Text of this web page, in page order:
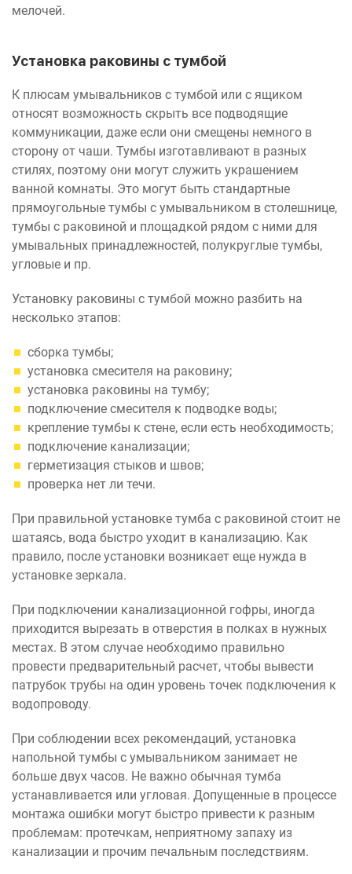
мелочей.
Установка раковины с тумбой
К плюсам умывальников с тумбой или с ящиком
относят возможность скрыть все подводящие
коммуникации, даже если они смещены немного в
сторону от чаши. Тумбы изготавливают в разных
стилях, поэтому они могут служить украшением
ванной комнаты. Это могут быть стандартные
прямоугольные тумбы с умывальником в столешнице,
тумбы с раковиной и площадкой рядом с ними для
умывальных принадлежностей, полукруглые тумбы,
угловые и пр.
Установку раковины с тумбой можно разбить на
несколько этапов:
сборка тумбы;
установка смесителя на раковину;
установка раковины на тумбу;
подключение смесителя к подводке воды;
крепление тумбы к стене, если есть необходимость;
подключение канализации;
герметизация стыков и швов;
проверка нет ли течи.
При правильной установке тумба с раковиной стоит не
шатаясь, вода быстро уходит в канализацию. Как
правило, после установки возникает еще нужда в
установке зеркала.
При подключении канализационной гофры, иногда
приходится вырезать в отверстия в полках в нужных
местах. В этом случае необходимо правильно
провести предварительный расчет, чтобы вывести
патрубок трубы на один уровень точек подключения к
водопроводу.
При соблюдении всех рекомендаций, установка
напольной тумбы с умывальником занимает не
больше двух часов. Не важно обычная тумба
устанавливается или угловая. Допущенные в процессе
монтажа ошибки могут быстро привести к разным
проблемам: протечкам, неприятному запаху из
канализации и прочим печальным последствиям.